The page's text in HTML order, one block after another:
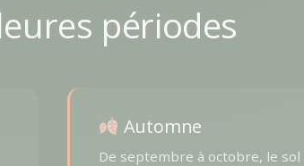
périodes
Automne
De septembre à octobre, le